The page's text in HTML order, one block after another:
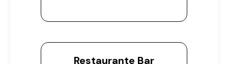
Restaurante Bar